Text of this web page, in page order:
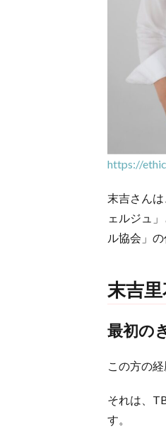
https://
末吉さん
ェルジュ
ル協会」
末
最初の
この方の
それは、
す。